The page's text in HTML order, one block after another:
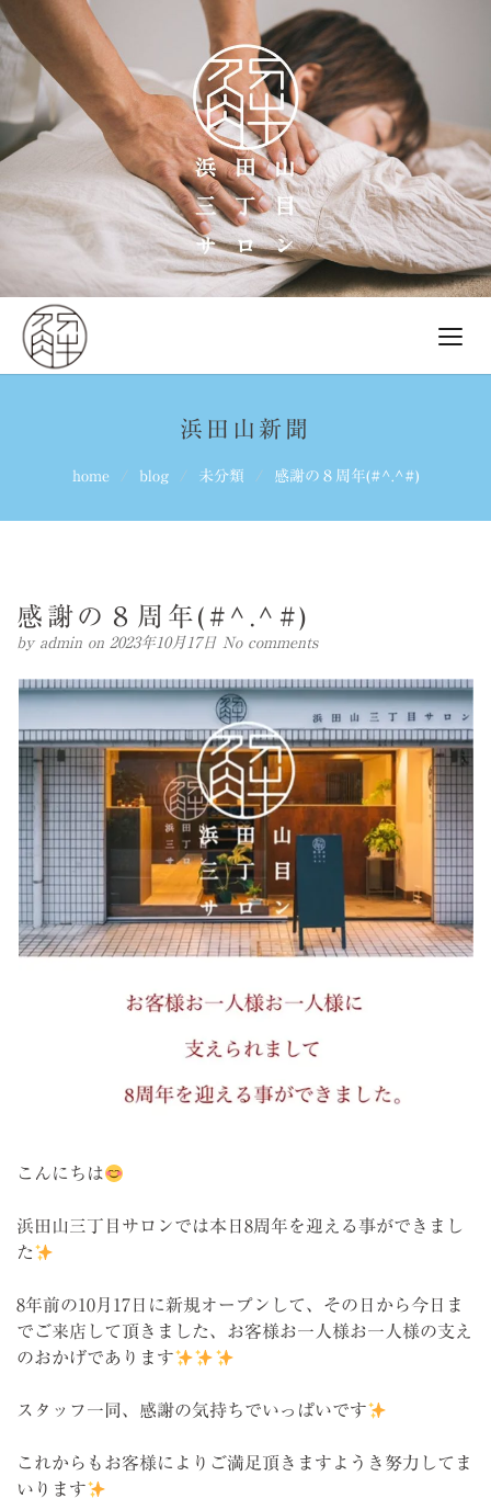
浜田山新聞
home blog 未分類 感謝の８周年(#^.^#)
感謝の８周年(#^.^#)
by admin on 2023年10月17日 No comments
こんにちは
浜田山三丁目サロンでは本日8周年を迎える事ができまし
た
8年前の10月17日に新規オープンして、その日から今日ま
でご来店して頂きました、お客様お一人様お一人様の支え
のおかげであります
スタッフ一同、感謝の気持ちでいっぱいです
これからもお客様によりご満足頂きますようき努力してま
いります